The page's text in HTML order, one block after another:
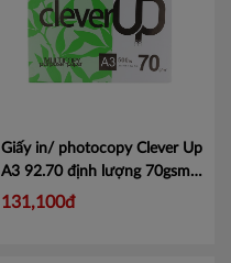
Giấy in/ photocopy Clever Up
A3 92.70 định lượng 70gsm
500 tờ/ ram
131,100đ